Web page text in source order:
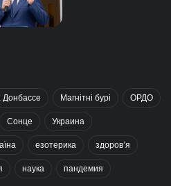
Донбассе Магнітні бурі ОРДО
Сонце Украина
езотерика здоров’я
наука пандемия